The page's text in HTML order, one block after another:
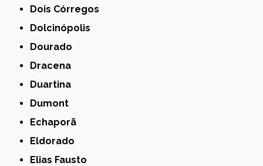
Dois Córregos
Dolcinópolis
Dourado
Dracena
Duartina
Dumont
Echaporã
Eldorado
Elias Fausto